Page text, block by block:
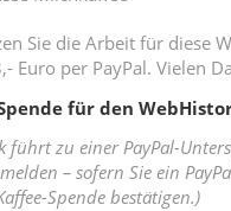
Sie die Arbeit für diese
Euro per PayPal. Vielen
für den
führt zu einer PayPal-
– sofern Sie ein
Spende bestätigen.)